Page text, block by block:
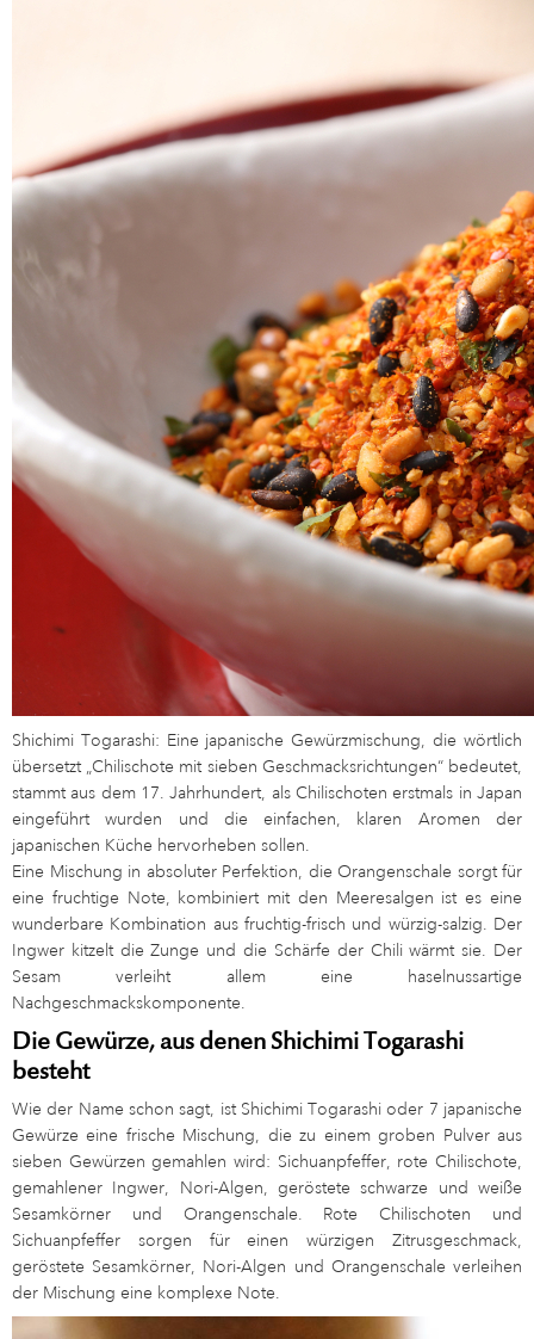
Shichimi Togarashi: Eine japanische Gewürzmischung, die wörtlich
übersetzt „Chilischote mit sieben Geschmacksrichtungen“ bedeutet,
stammt aus dem 17. Jahrhundert, als Chilischoten erstmals in Japan
eingeführt wurden und die einfachen, klaren Aromen der
japanischen Küche hervorheben sollen.
Eine Mischung in absoluter Perfektion, die Orangenschale sorgt für
eine fruchtige Note, kombiniert mit den Meeresalgen ist es eine
wunderbare Kombination aus fruchtig-frisch und würzig-salzig. Der
Ingwer kitzelt die Zunge und die Schärfe der Chili wärmt sie. Der
Sesam verleiht allem eine haselnussartige
Nachgeschmackskomponente.
Die Gewürze, aus denen Shichimi Togarashi
besteht
Wie der Name schon sagt, ist Shichimi Togarashi oder 7 japanische
Gewürze eine frische Mischung, die zu einem groben Pulver aus
sieben Gewürzen gemahlen wird: Sichuanpfeffer, rote Chilischote,
gemahlener Ingwer, Nori-Algen, geröstete schwarze und weiße
Sesamkörner und Orangenschale. Rote Chilischoten und
Sichuanpfeffer sorgen für einen würzigen Zitrusgeschmack,
geröstete Sesamkörner, Nori-Algen und Orangenschale verleihen
der Mischung eine komplexe Note.